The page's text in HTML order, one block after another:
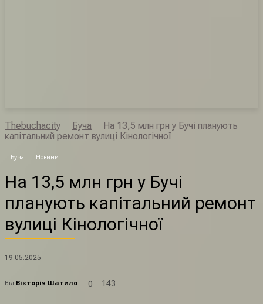
Thebuchacity Буча
На 13,5 млн грн у Бучі планують
капітальний ремонт вулиці Кінологічної
Буча Новини
На 13,5 млн грн у Бучі
планують капітальний ремонт
вулиці Кінологічної
19.05.2025
Від Вікторія Шатило 0 143